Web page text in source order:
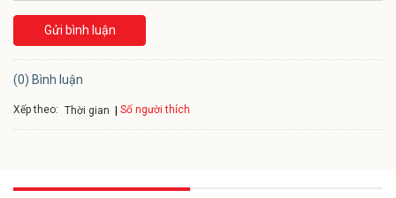
Gửi bình luận
(0) Bình luận
Xếp theo: Thời gian Số người thích